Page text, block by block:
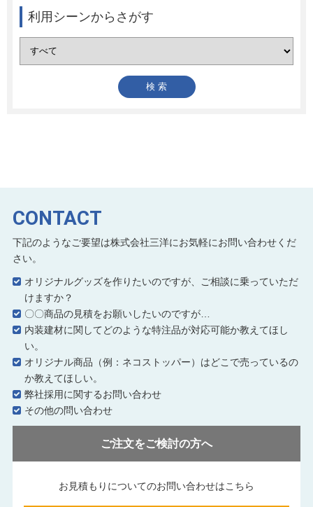
利用シーンからさがす
CONTACT
下記のようなご要望は株式会社三洋にお気軽にお問い合わせくだ
さい。
オリジナルグッズを作りたいのですが、ご相談に乗っていただ
けますか？
〇〇商品の見積をお願いしたいのですが…
内装建材に関してどのような特注品が対応可能か教えてほし
い。
オリジナル商品（例：ネコストッパー）はどこで売っているの
か教えてほしい。
弊社採用に関するお問い合わせ
その他の問い合わせ
ご注文をご検討の方へ
お見積もりについてのお問い合わせはこちら